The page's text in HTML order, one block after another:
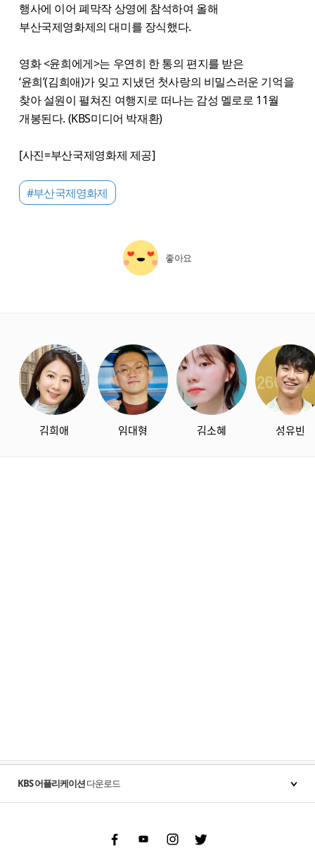
행사에 이어 폐막작 상영에 참석하여 올해
부산국제영화제의 대미를 장식했다.
영화 <윤희에게>는 우연히 한 통의 편지를 받은
‘윤희’(김희애)가 잊고 지냈던 첫사랑의 비밀스러운 기억을
찾아 설원이 펼쳐진 여행지로 떠나는 감성 멜로로 11월
개봉된다. (KBS미디어 박재환)
[사진=부산국제영화제 제공]
#부산국제영화제
좋아요
김희애 임대형 김소혜 성유빈
KBS 어플리케이션다운로드
FacebookYoutubeInstgram Twitter